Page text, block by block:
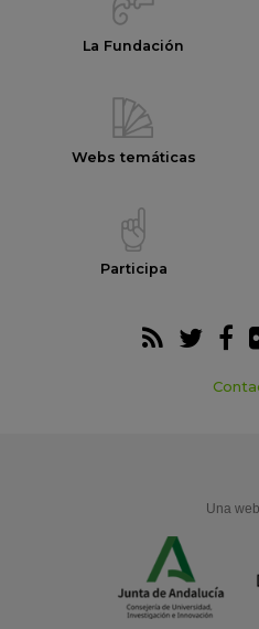
La Fundación
Webs temáticas
Participa
Una